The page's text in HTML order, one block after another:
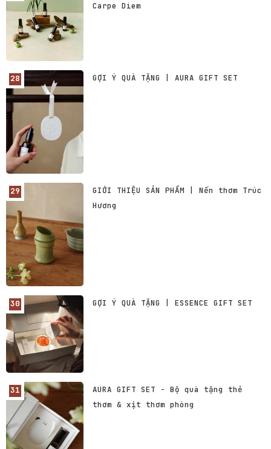
Carpe Diem
GỢI Ý QUÀ TẶNG | AURA GIFT SET
GIỚI THIỆU SẢN PHẨM | Nến thơm Trúc
Hương
GỢI Ý QUÀ TẶNG | ESSENCE GIFT SET
AURA GIFT SET - Bộ quà tặng thẻ
thơm & xịt thơm phòng